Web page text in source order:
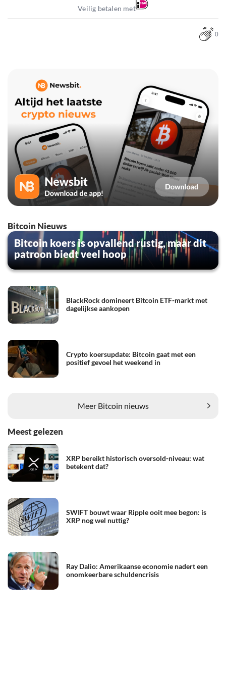
Veilig betalen met
0
Bitcoin Nieuws
Bitcoin koers is opvallend rustig, maar dit
patroon biedt veel hoop
BlackRock domineert Bitcoin ETF-markt met
dagelijkse aankopen
Crypto koersupdate: Bitcoin gaat met een
positief gevoel het weekend in
Meer Bitcoin nieuws
Meest gelezen
XRP bereikt historisch oversold-niveau: wat
betekent dat?
SWIFT bouwt waar Ripple ooit mee begon: is
XRP nog wel nuttig?
Ray Dalio: Amerikaanse economie nadert een
onomkeerbare schuldencrisis